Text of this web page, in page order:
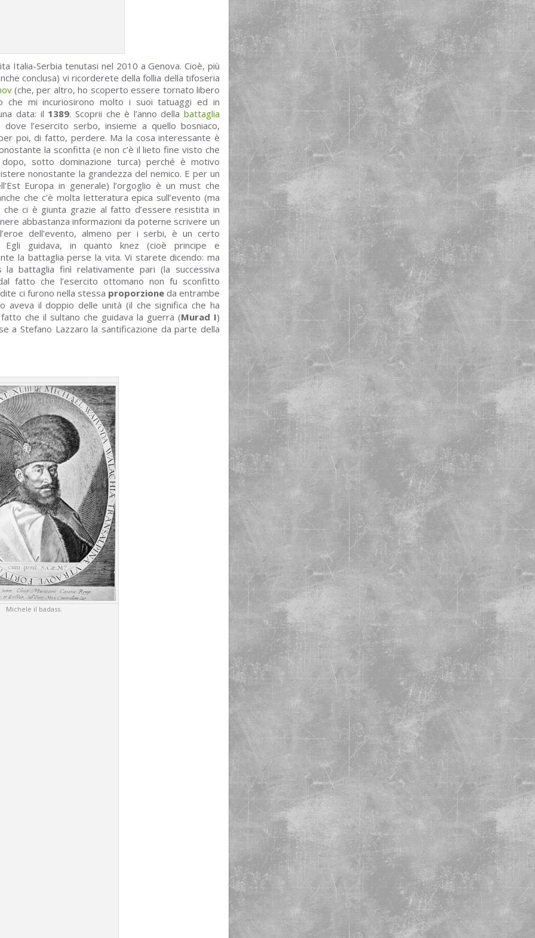
Italia-Serbia tenutasi nel 2010 a Genova. Cioè, più
conclusa) vi ricorderete della follia della tifoseria
(che, per altro, ho scoperto essere tornato libero
che mi incuriosirono molto i suoi tatuaggi ed in
data: il 1389. Scoprii che è l’anno dellabattaglia
l’esercito serbo, insieme a quello bosniaco,
poi, di fatto, perdere. Ma la cosa interessante è
la sconfitta (e non c’è il lieto fine visto che
sotto dominazione turca) perché è motivo
nonostante la grandezza del nemico. E per un
Europa in generale) l’orgoglio è un must che
che c’è molta letteratura epica sull’evento (ma
ci è giunta grazie al fatto d’essere resistita in
abbastanza informazioni da poterne scrivere un
dell’evento, almeno per i serbi, è un certo
Egli guidava, in quanto knez (cioè principe e
la battaglia perse la vita. Vi starete dicendo: ma
battaglia finì relativamente pari (la successiva
fatto che l’esercito ottomano non fu sconfitto
ci furono nella stessa proporzioneda entrambe
aveva il doppio delle unità (il che significa che ha
che il sultano che guidava la guerra (Murad I)
a Stefano Lazzaro la santificazione da parte della
Michele il badass.